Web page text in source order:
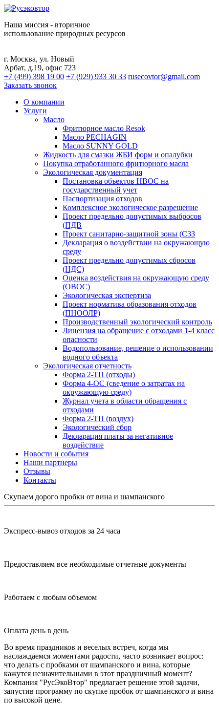
Наша миссия - вторичное
использование природных ресурсов
г. Москва, ул. Новый
Арбат, д.19, офис 723
+7 (499) 398 19 00 +7 (929) 933 30 33 rusecovtor@gmail.com
Заказать звонок
О компании
Услуги
Масло
Фритюрное масло Resok
Масло PECHAGIN
Масло SUNNY GOLD
Жидкость для смазки ЖБИ форм и опалубки
Покупка отработанного фритюрного масла
Экологическая документация
Постановка объектов НВОС на
государственный учет
Паспортизация отходов
Комплексное экологическое разрешение
Проект предельно допустимых выбросов
(ПДВ
Проект санитарно-защитной зоны (СЗЗ
Декларация о воздействии на окружающую
среду
Проект предельно допустимых сбросов
(НДС)
Оценка воздействия на окружающую среду
(ОВОС)
Экологическая экспертиза
Проект норматива образования отходов
(ПНООЛР)
Производственный экологический контроль
Лицензия на обращение с отходами 1-4 класс
опасности
Водопользование, решение о использовании
водного объекта
Экологическая отчетность
Форма 2-ТП (отходы)
Форма 4-ОС (сведение о затратах на
окружающую среду)
Журнал учета в области обращения с
отходами
Форма 2-ТП (воздух)
Экологический сбор
Декларация платы за негативное
воздействие
Новости и события
Наши партнеры
Отзывы
Контакты
Скупаем дорого пробки от вина и шампанского
Экспресс-вывоз отходов за 24 часа
Предоставляем все необходимые отчетные документы
Работаем с любым объемом
Оплата день в день
Во время праздников и веселых встреч, когда мы
наслаждаемся моментами радости, часто возникает вопрос:
что делать с пробками от шампанского и вина, которые
кажутся незначительными в этот праздничный момент?
Компания "РусЭкоВтор" предлагает решение этой задачи,
запустив программу по скупке пробок от шампанского и вина
по высокой цене.